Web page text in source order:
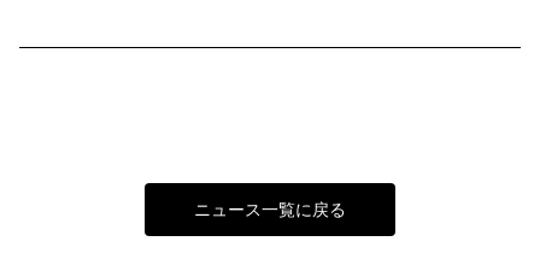
ニュース一覧に戻る